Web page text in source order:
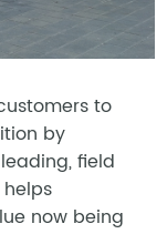
to
by
field
helps
now being